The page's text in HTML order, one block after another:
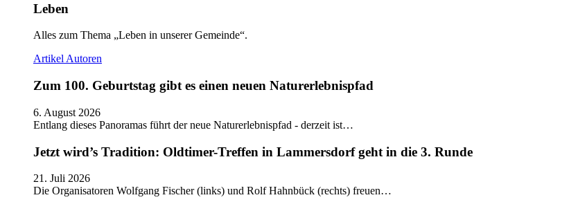
Leben
Alles zum Thema „Leben in unserer Gemeinde“.
ArtikelAutoren
Zum 100. Geburtstag gibt es einen neuen Naturerlebnispfad
6. August 2026
Entlang dieses Panoramas führt der neue Naturerlebnispfad - derzeit ist…
Jetzt wird’s Tradition: Oldtimer-Treffen in Lammersdorf geht in die 3. Runde
21. Juli 2026
Die Organisatoren Wolfgang Fischer (links) und Rolf Hahnbück (rechts) freuen…